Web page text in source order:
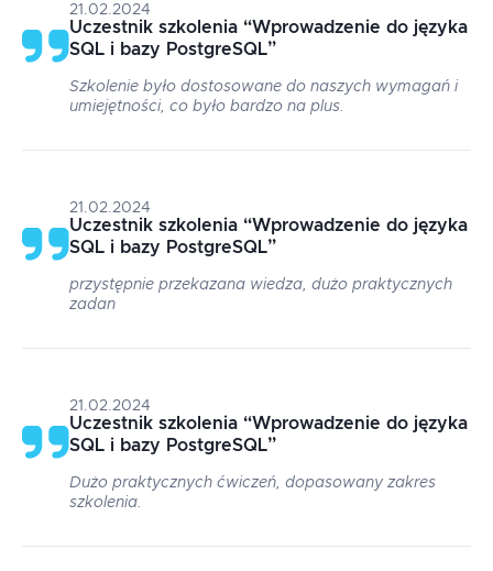
21.02.2024
Uczestnik szkolenia “Wprowadzenie do języka
SQL i bazy PostgreSQL”
Szkolenie było dostosowane do naszych wymagań i
umiejętności, co było bardzo na plus.
21.02.2024
Uczestnik szkolenia “Wprowadzenie do języka
SQL i bazy PostgreSQL”
przystępnie przekazana wiedza, dużo praktycznych
zadan
21.02.2024
Uczestnik szkolenia “Wprowadzenie do języka
SQL i bazy PostgreSQL”
Dużo praktycznych ćwiczeń, dopasowany zakres
szkolenia.